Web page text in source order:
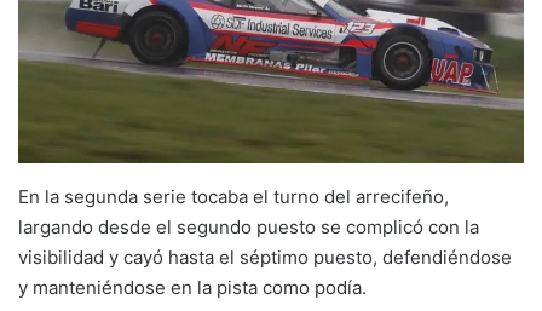
En la segunda serie tocaba el turno del arrecifeño,
largando desde el segundo puesto se complicó con la
visibilidad y cayó hasta el séptimo puesto, defendiéndose
y manteniéndose en la pista como podía.